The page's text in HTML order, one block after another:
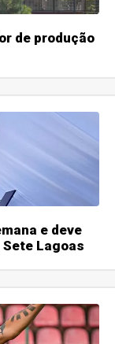
de produção
e deve
Lagoas